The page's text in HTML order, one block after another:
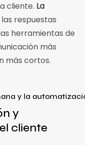
cliente. La
las respuestas
herramientas de
más
más cortos.
y la
y
cliente